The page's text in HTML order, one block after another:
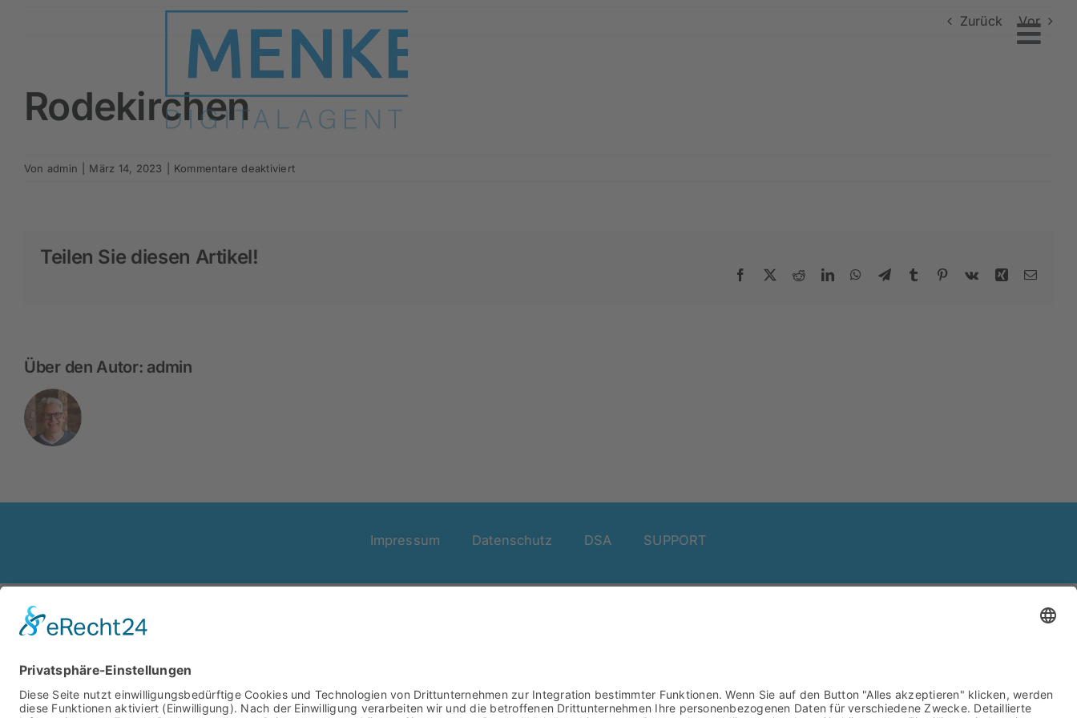
Zurück Vor
Rodekirchen
Von admin März 14, 2023 Kommentare deaktiviertfür
Teilen Sie diesen Artikel!
Facebook
X RedditLinkedInWhatsApp
TelegramTumblr Pinterest
Vk Xing E-
Über den Autor: admin
Impressum Datenschutz DSA SUPPORT